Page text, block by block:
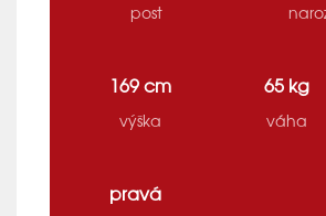
post
169 cm
výška
65 kg
váha
pravá